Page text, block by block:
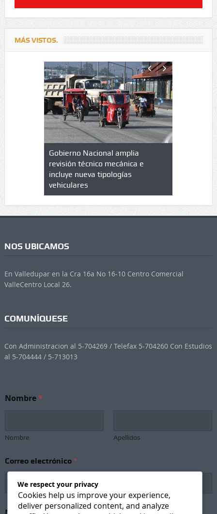
MÁS VISTOS.
de
Gobierno Nacional amplia
revisión técnico mecánica e
incluye nueva tipologías
vehiculares
NOS UBICAMOS
En Valledupar en la Cra 16a No 16-10 Centro Comercial
ValleCentro Local 26.
COMUNÍQUESE
Con Administracion al 5-704269 / Telefax 5-704260 Con Estudios
al 5-704444 / 5-713013
Nombre*
Nombre Apellidos
Correo electrónico *
We respect your privacy
Cookies help us improve your experience,
deliver personalized content, and analyze